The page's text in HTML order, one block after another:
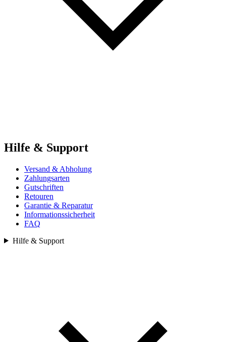
Hilfe & Support
Versand & Abholung
Zahlungsarten
Gutschriften
Retouren
Garantie & Reparatur
Informationssicherheit
FAQ
Hilfe & Support